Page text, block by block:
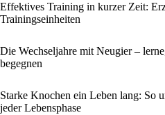
Effektives Training in kurzer Zeit:
Trainingseinheiten
Die Wechseljahre mit Neugier –
begegnen
Starke Knochen ein Leben lang: So
jeder Lebensphase